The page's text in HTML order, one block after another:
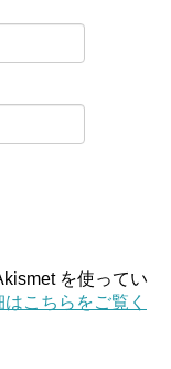
を使ってい
こちらをご覧く